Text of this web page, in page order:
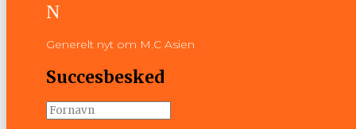
N
Generelt nyt om M.C Asien
Succesbesked